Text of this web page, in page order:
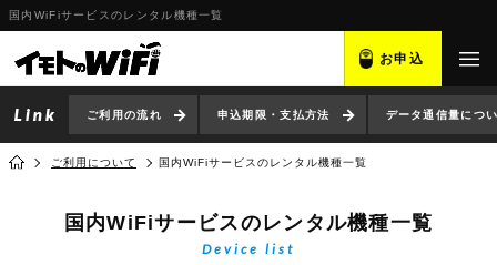
国内WiFiサービスのレンタル機種一覧
お申込
ご利用の流れ 申込期限・支払方法 データ通信量につ
ご利用について 国内WiFiサービスのレンタル機種一覧
国内WiFiサービスのレンタル機種一覧
Device list